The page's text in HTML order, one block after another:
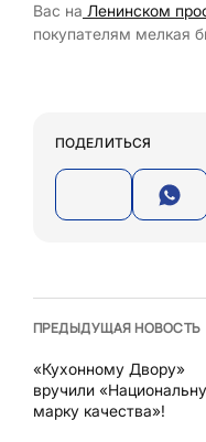
Вас на Ленинском
покупателям мелкая
ПОДЕЛИТЬСЯ
ПРЕДЫДУЩАЯ НОВОСТЬ
«Кухонному Двору»
вручили
марку качества»!